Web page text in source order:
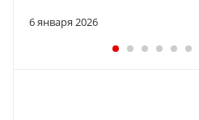
6 января 2026